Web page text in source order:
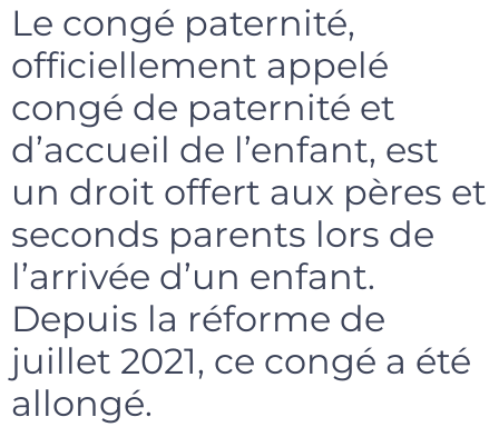
Le congé paternité,
officiellement appelé
congé de paternité et
d’accueil de l’enfant, est
un droit offert aux pères et
seconds parents lors de
l’arrivée d’un enfant.
Depuis la réforme de
juillet 2021, ce congé a été
allongé.